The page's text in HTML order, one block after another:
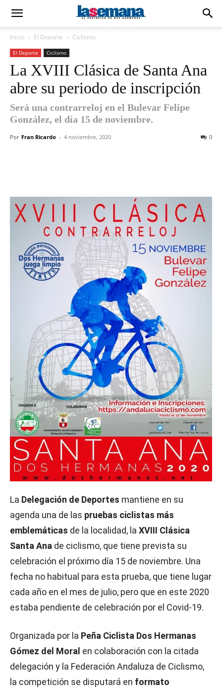
Inicio El Deporte Ciclismo
El Deporte Ciclismo
La XVIII Clásica de Santa Ana
abre su periodo de inscripción
Será una contrarreloj en el Bulevar Felipe
González, el día 15 de noviembre.
Por Fran Ricardo - 4 noviembre, 2020 0
La Delegación de Deportes mantiene en su
agenda una de las pruebas ciclistas más
emblemáticas de la localidad, la XVIII Clásica
Santa Ana de ciclismo, que tiene prevista su
celebración el próximo día 15 de noviembre. Una
fecha no habitual para esta prueba, que tiene lugar
cada año en el mes de julio, pero que en este 2020
estaba pendiente de celebración por el Covid-19.
Organizada por la Peña Ciclista Dos Hermanas
Gómez del Moral en colaboración con la citada
delegación y la Federación Andaluza de Ciclismo,
la competición se disputará en formato